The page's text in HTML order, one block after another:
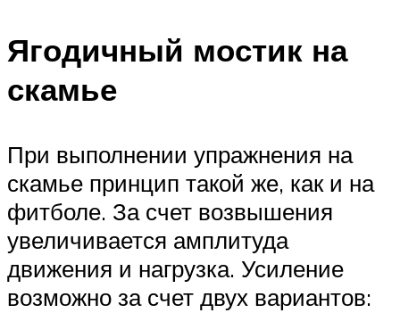
Ягодичный мостик на
скамье
При выполнении упражнения на
скамье принцип такой же, как и на
фитболе. За счет возвышения
увеличивается амплитуда
движения и нагрузка. Усиление
возможно за счет двух вариантов: